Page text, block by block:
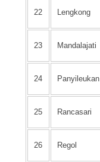
22 Lengkong
23 Mandalajati
24 Panyileukan
25 Rancasari
26 Regol